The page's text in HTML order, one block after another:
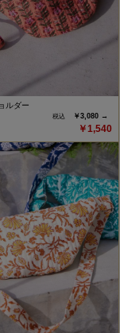
ルダー
￥3,080 →
￥1,540